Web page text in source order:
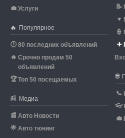
💼 Услуги
🔥 Популярное
🕒 80 последних объявлений
🔥 Срочно продам 50
объявлений
🏆Топ 50 посещаемых
📰 Медиа
📰 Авто Новости
🌟 Авто тюнинг
📝
♥
👮
➕
🌐
📞
👓
💼